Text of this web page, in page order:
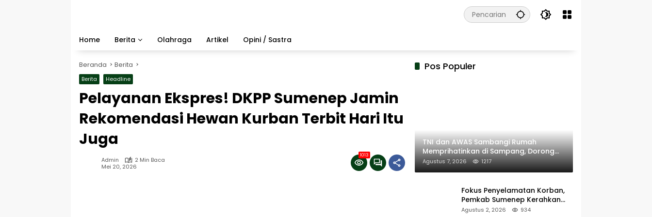
Home
Berita Olahraga Artikel Opini / Sastra
Beranda Berita
Berita Headline
Pelayanan Ekspres! DKPP Sumenep Jamin
Rekomendasi Hewan Kurban Terbit Hari Itu
Juga
Admin
2 Min Baca
Mei 20, 2026
1013
Pos Populer
TNI dan AWAS Sambangi Rumah
Memprihatinkan di Sampang, Dorong
Pemerintah Beri Bantuan RTLH
Agustus 7, 2026 1217
Fokus Penyelamatan Korban,
Pemkab Sumenep Kerahkan
Tim Medis dan Ambulans ke
Agustus 2, 2026 934